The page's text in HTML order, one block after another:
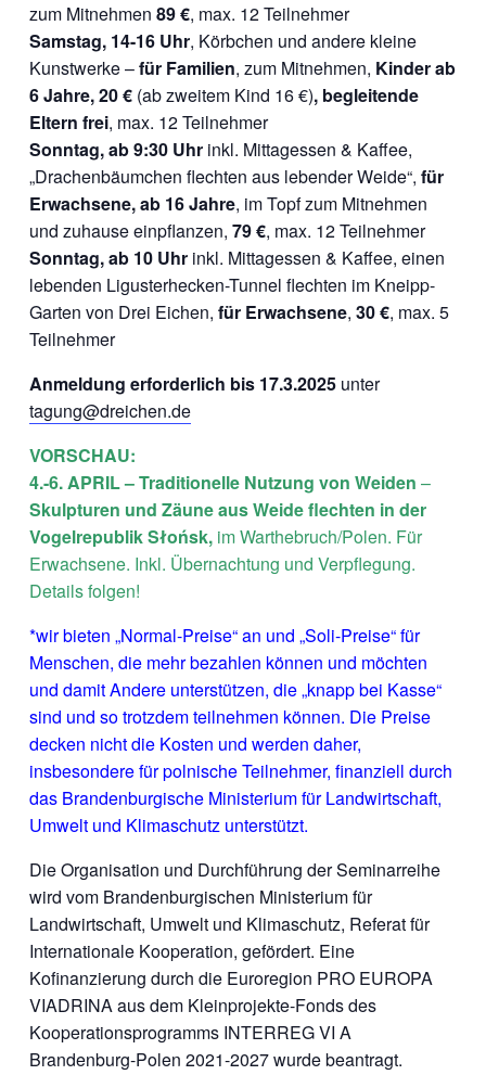
zum Mitnehmen 89 €, max. 12 Teilnehmer
Samstag, 14-16 Uhr, Körbchen und andere kleine
Kunstwerke –für Familien, zum Mitnehmen, Kinder ab
6 Jahre, 20 € (ab zweitem Kind 16 €), begleitende
Eltern frei, max. 12 Teilnehmer
Sonntag, ab 9:30 Uhrinkl. Mittagessen & Kaffee,
„Drachenbäumchen flechten aus lebender Weide“, für
Erwachsene, ab 16 Jahre, im Topf zum Mitnehmen
und zuhause einpflanzen, 79 €, max. 12 Teilnehmer
Sonntag, ab 10 Uhrinkl. Mittagessen & Kaffee, einen
lebenden Ligusterhecken-Tunnel flechten im Kneipp-
Garten von Drei Eichen, für Erwachsene, 30 €, max. 5
Teilnehmer
Anmeldung erforderlich bis 17.3.2025unter
tagung@dreichen.de
VORSCHAU:
4.-6. APRIL –Traditionelle Nutzung von Weiden –
Skulpturen und Zäune aus Weide flechten in der
Vogelrepublik Słońsk,im Warthebruch/Polen. Für
Erwachsene. Inkl. Übernachtung und Verpflegung.
Details folgen!
*wir bieten „Normal-Preise“ an und „Soli-Preise“ für
Menschen, die mehr bezahlen können und möchten
und damit Andere unterstützen, die „knapp bei Kasse“
sind und so trotzdem teilnehmen können. Die Preise
decken nicht die Kosten und werden daher,
insbesondere für polnische Teilnehmer, finanziell durch
das Brandenburgische Ministerium für Landwirtschaft,
Umwelt und Klimaschutz unterstützt.
Die Organisation und Durchführung der Seminarreihe
wird vom Brandenburgischen Ministerium für
Landwirtschaft, Umwelt und Klimaschutz, Referat für
Internationale Kooperation, gefördert. Eine
Kofinanzierung durch die Euroregion PRO EUROPA
VIADRINA aus dem Kleinprojekte-Fonds des
Kooperationsprogramms INTERREG VI A
Brandenburg-Polen 2021-2027 wurde beantragt.